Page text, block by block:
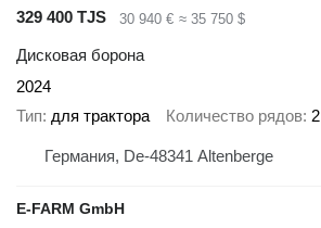
329 400 TJS
30 940 € ≈ 35 750 $
Дисковая борона
2024
Тип для трактора Количество рядов 2
Германия, De-48341 Altenberge
E-FARM GmbH